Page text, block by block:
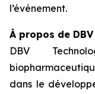
l’événement.
À propos de
DBV
dans le